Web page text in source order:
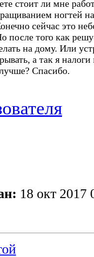
стоит ли мне
ногтей
сейчас это
после того как
на дому. Или
а так я налоги
Спасибо.
18 окт 2017